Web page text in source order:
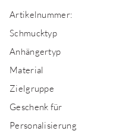
Artikelnummer:
Schmucktyp
Anhängertyp
Material
Zielgruppe
Geschenk für
Personalisierung